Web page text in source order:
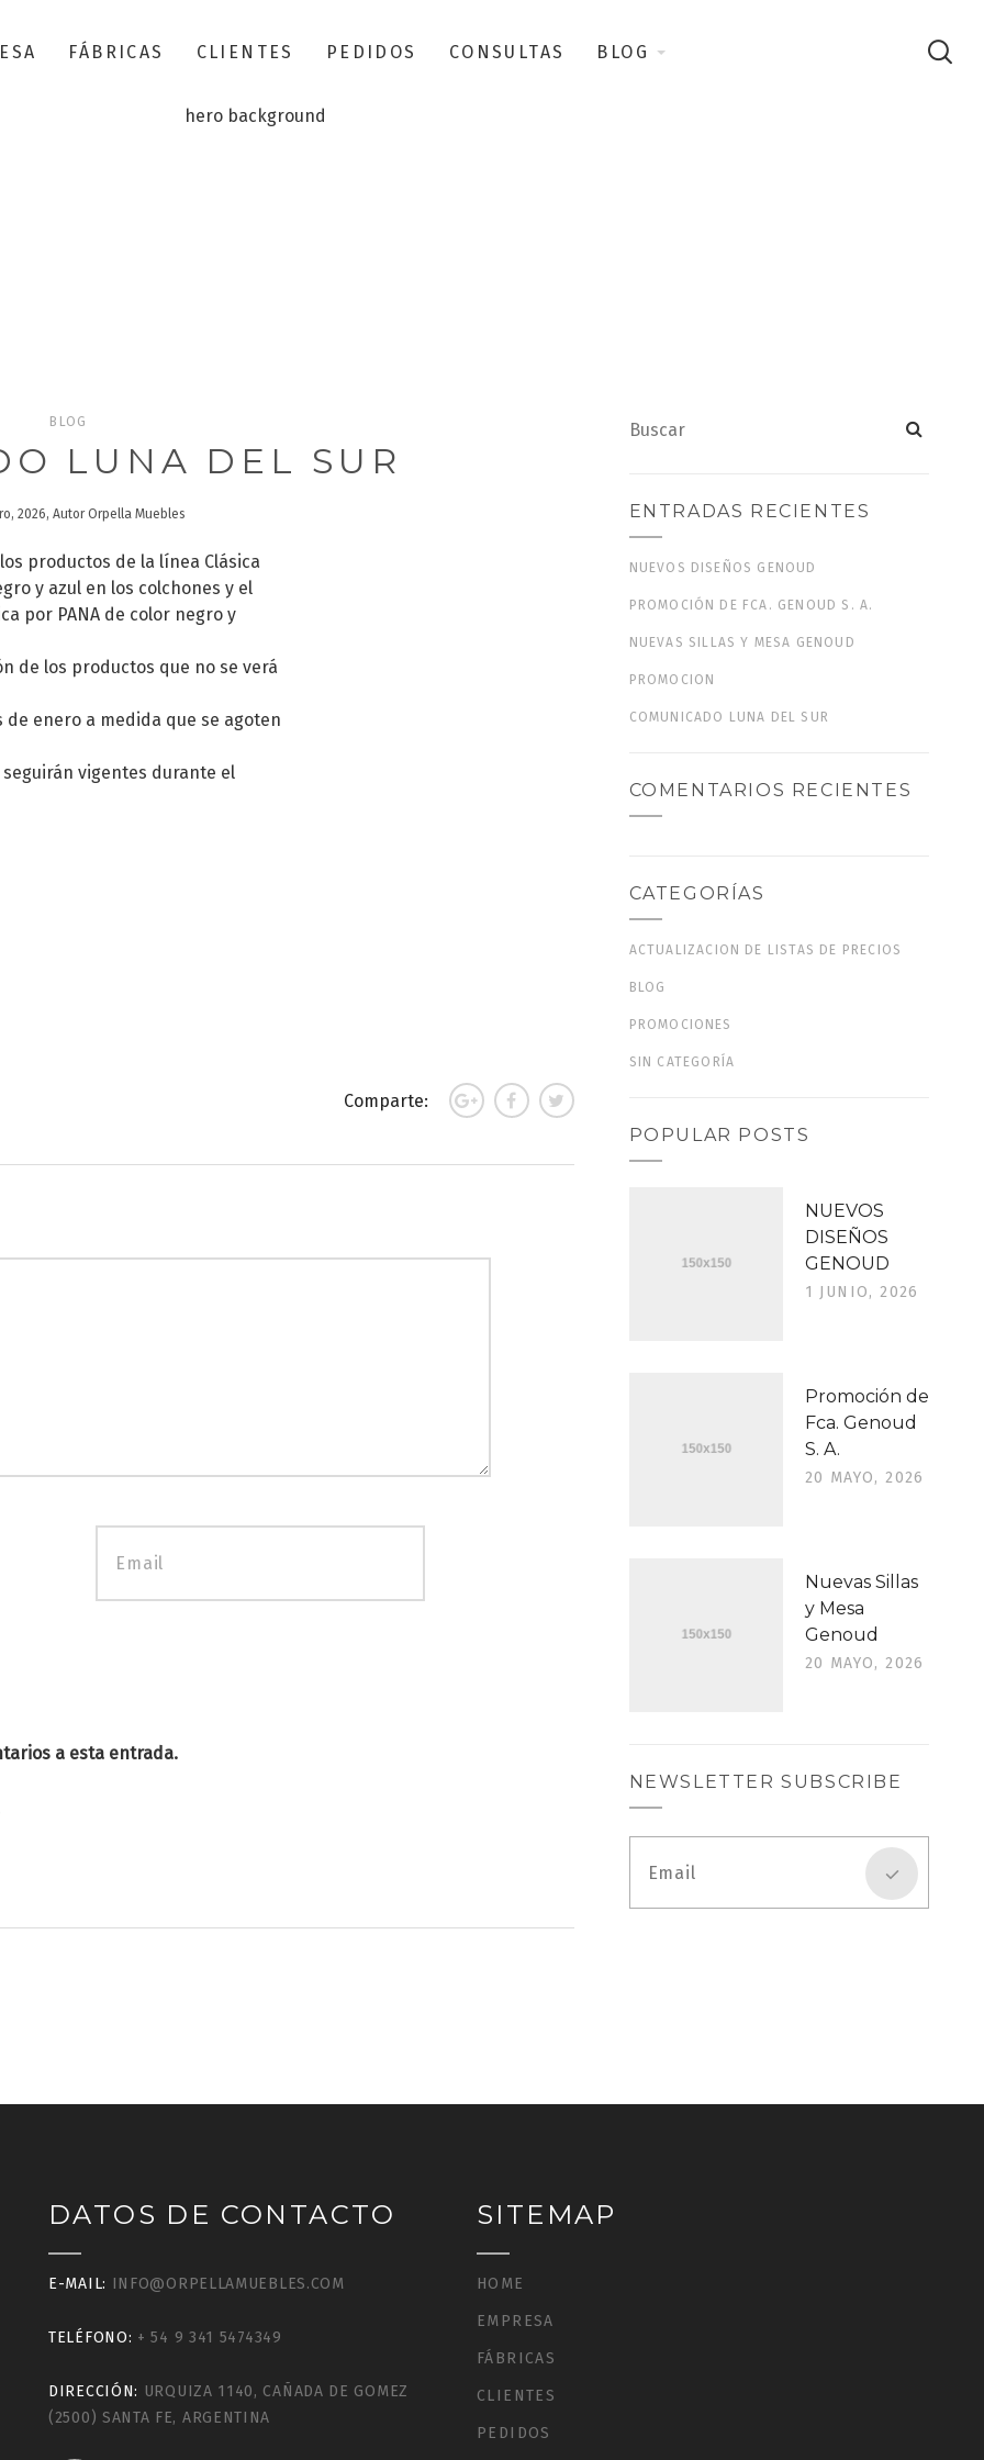
FÁBRICAS CLIENTES PEDIDOS CONSULTAS BLOG
BLOG
LUNA DEL SUR
2026, Autor Orpella Muebles
productos de la línea Clásica
y azul en los colchones y el
por PANA de color negro y
de los productos que no se verá
enero a medida que se agoten
vigentes durante el
Comparte:
a esta entrada.
ENTRADAS RECIENTES
NUEVOS DISEÑOS GENOUD
PROMOCIÓN DE FCA. GENOUD S. A.
NUEVAS SILLAS Y MESA GENOUD
PROMOCION
COMUNICADO LUNA DEL SUR
COMENTARIOS RECIENTES
CATEGORÍAS
ACTUALIZACION DE LISTAS DE PRECIOS
BLOG
PROMOCIONES
SIN CATEGORÍA
POPULAR POSTS
NUEVOS
DISEÑOS
GENOUD
1 JUNIO, 2026
Promoción de
Fca. Genoud
S. A.
20 MAYO, 2026
Nuevas Sillas
y Mesa
Genoud
20 MAYO, 2026
NEWSLETTER SUBSCRIBE
DATOS DE CONTACTO
E-MAIL: INFO@ORPELLAMUEBLES.COM
TELÉFONO: + 54 9 341 5474349
DIRECCIÓN: URQUIZA 1140, CAÑADA DE GOMEZ
(2500) SANTA FE, ARGENTINA
SITEMAP
HOME
EMPRESA
FÁBRICAS
CLIENTES
PEDIDOS